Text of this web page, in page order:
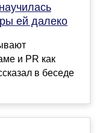
ей далеко
и PR как
в беседе